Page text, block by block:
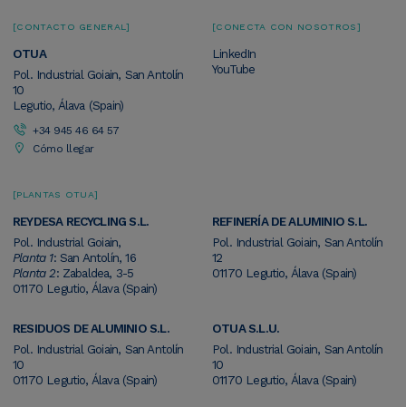
CONTACTO GENERAL
OTUA
Pol. Industrial Goiain, San Antolín
10
Legutio, Álava (Spain)
+34 945 46 64 57
Cómo llegar
CONECTA CON NOSOTROS
LinkedIn
YouTube
PLANTAS OTUA
REYDESA RECYCLING S.L.
Pol. Industrial Goiain,
Planta 1: San Antolín, 16
Planta 2: Zabaldea, 3-5
01170 Legutio, Álava (Spain)
REFINERÍA DE ALUMINIO S.L.
Pol. Industrial Goiain, San Antolín
12
01170 Legutio, Álava (Spain)
RESIDUOS DE ALUMINIO S.L.
Pol. Industrial Goiain, San Antolín
10
01170 Legutio, Álava (Spain)
OTUA S.L.U.
Pol. Industrial Goiain, San Antolín
10
01170 Legutio, Álava (Spain)